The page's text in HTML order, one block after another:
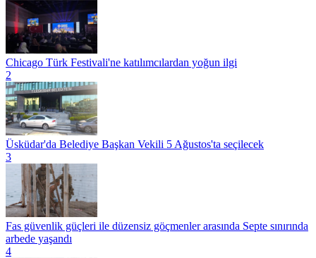
Chicago Türk Festivali'ne katılımcılardan yoğun ilgi
2
Üsküdar'da Belediye Başkan Vekili 5 Ağustos'ta seçilecek
3
Fas güvenlik güçleri ile düzensiz göçmenler arasında Septe sınırında
arbede yaşandı
4